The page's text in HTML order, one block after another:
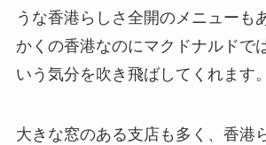
うな香港らしさ全開のメニューも
かくの香港なのにマクドナルドで
いう気分を吹き飛ばしてくれます。
大きな窓のある支店も多く、香港